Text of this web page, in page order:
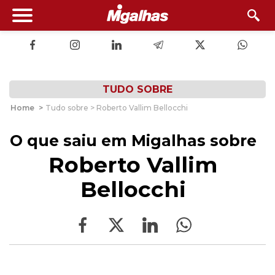
TUDO SOBRE
Home > Tudo sobre > Roberto Vallim Bellocchi
O que saiu em Migalhas sobre
Roberto Vallim
Bellocchi